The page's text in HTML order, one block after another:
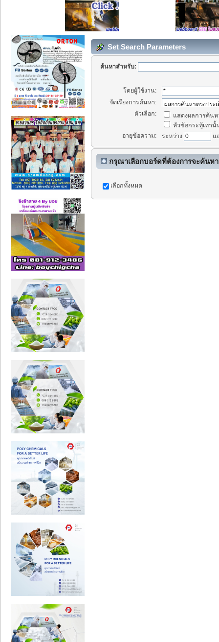
Set Search Parameters
ค้นหาสำหรับ:
โดยผู้ใช้งาน:
จัดเรียงการค้นหา:
ตัวเลือก:
แสดงผลการค้น
หัวข้อกระทู้เท่านั้
อายุข้อความ:
ระหว่าง แ
กรุณาเลือกบอร์ดที่ต้องการจะค้นห
เลือกทั้งหมด